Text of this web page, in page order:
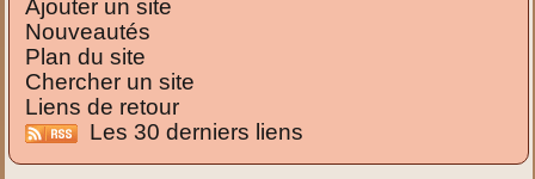
Ajouter un site
Nouveautés
Plan du site
Chercher un site
Liens de retour
Les 30 derniers liens